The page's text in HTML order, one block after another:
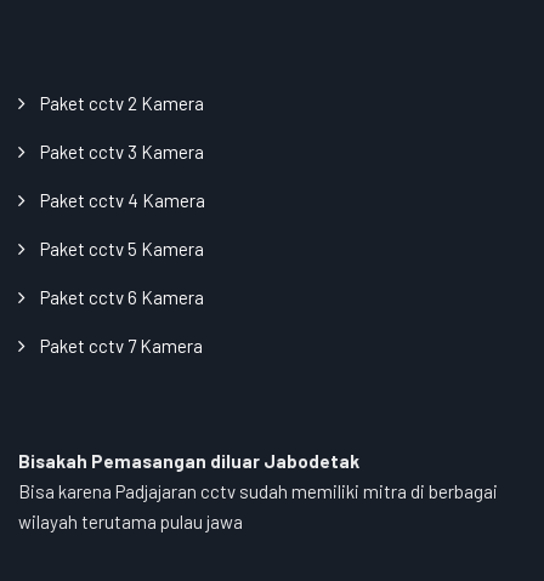
Paket cctv 2 Kamera
Paket cctv 3 Kamera
Paket cctv 4 Kamera
Paket cctv 5 Kamera
Paket cctv 6 Kamera
Paket cctv 7 Kamera
Bisakah Pemasangan diluar Jabodetak
Bisa karena Padjajaran cctv sudah memiliki mitra di berbagai
wilayah terutama pulau jawa